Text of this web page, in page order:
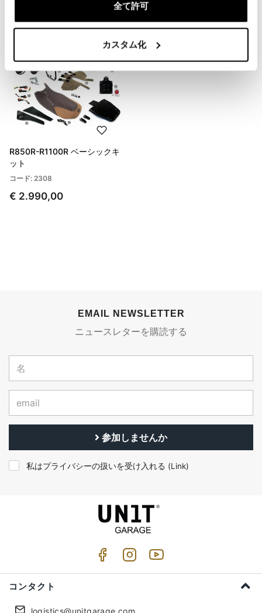
全て許可
カスタム化
R850R-R1100R ベーシックキ
ット
コード: 2308
€ 2.990,00
EMAIL NEWSLETTER
ニュースレターを購読する
参加しませんか
私はプライバシーの扱いを受け入れる (Link)
コンタクト
logistics@unitgarage.com